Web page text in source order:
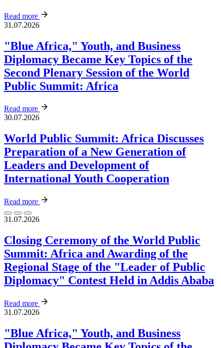
Read more
31.07.2026
"Blue Africa," Youth, and Business
Diplomacy Became Key Topics of the
Second Plenary Session of the World
Public Summit: Africa
Read more
30.07.2026
World Public Summit: Africa Discusses
Preparation of a New Generation of
Leaders and Development of
International Youth Cooperation
Read more
31.07.2026
Closing Ceremony of the World Public
Summit: Africa and Awarding of the
Regional Stage of the "Leader of Public
Diplomacy" Contest Held in Addis Ababa
Read more
31.07.2026
"Blue Africa," Youth, and Business